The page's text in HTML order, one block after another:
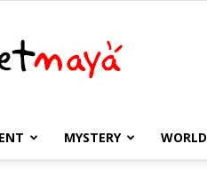
เพชร MYSTERY WORLD